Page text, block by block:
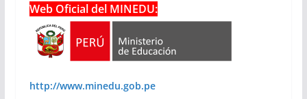
Web Oficial del MINEDU:
http://www.minedu.gob.pe